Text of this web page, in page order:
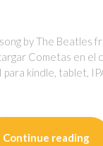
by The Beatles
Cometas en el
para kindle, tablet,
Continue reading